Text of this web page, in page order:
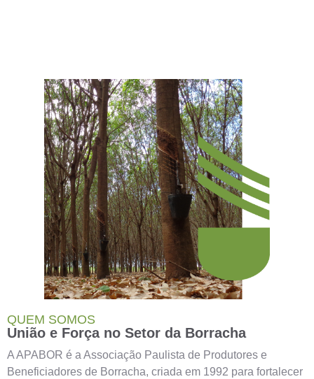
QUEM SOMOS
União e Força no Setor da Borracha
A APABOR é a Associação Paulista de Produtores e
Beneficiadores de Borracha, criada em 1992 para fortalecer